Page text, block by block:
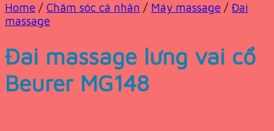
Home / Chăm sóc cá nhân / Máy massage / Đai
massage
Đai massage lưng vai cổ
Beurer MG148